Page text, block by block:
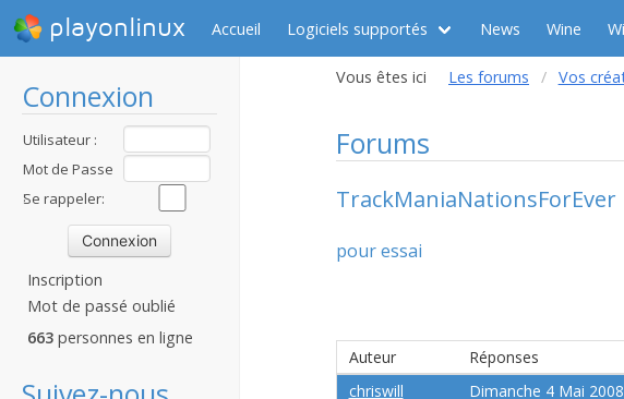
playonlinux Accueil Logiciels supportés News Wine
Connexion
Utilisateur :
Mot de Passe
:Se rappeler:
Inscription
Mot de passé oublié
663 personnes en ligne
Vous êtes ici Les forums Vos
Forums
TrackManiaNationsForEver
pour essai
Auteur
Réponses
chriswill
Dimanche 4 Mai